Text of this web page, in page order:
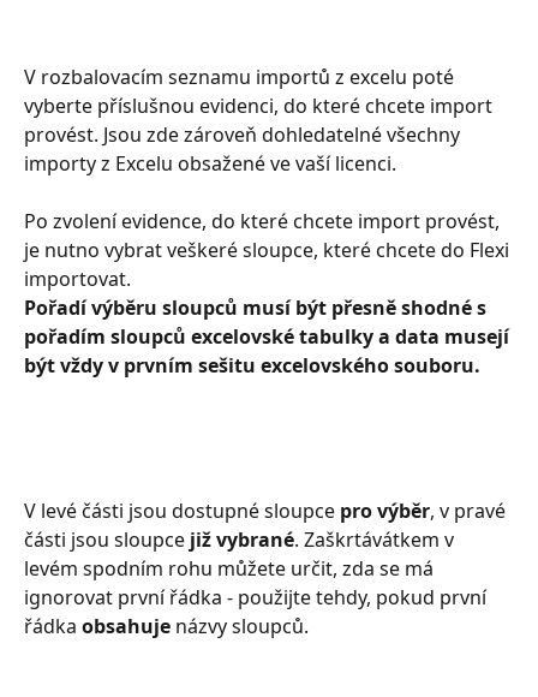
V rozbalovacím seznamu importů z excelu poté
vyberte příslušnou evidenci, do které chcete import
provést. Jsou zde zároveň dohledatelné všechny
importy z Excelu obsažené ve vaší licenci.
Po zvolení evidence, do které chcete import provést,
je nutno vybrat veškeré sloupce, které chcete do Flexi
importovat.
Pořadí výběru sloupců musí být přesně shodné s
pořadím sloupců excelovské tabulky a data musejí
být vždy v prvním sešitu excelovského souboru.
V levé části jsou dostupné sloupce pro výběr, v pravé
části jsou sloupce již vybrané. Zaškrtávátkem v
levém spodním rohu můžete určit, zda se má
ignorovat první řádka - použijte tehdy, pokud první
řádka obsahuje názvy sloupců.